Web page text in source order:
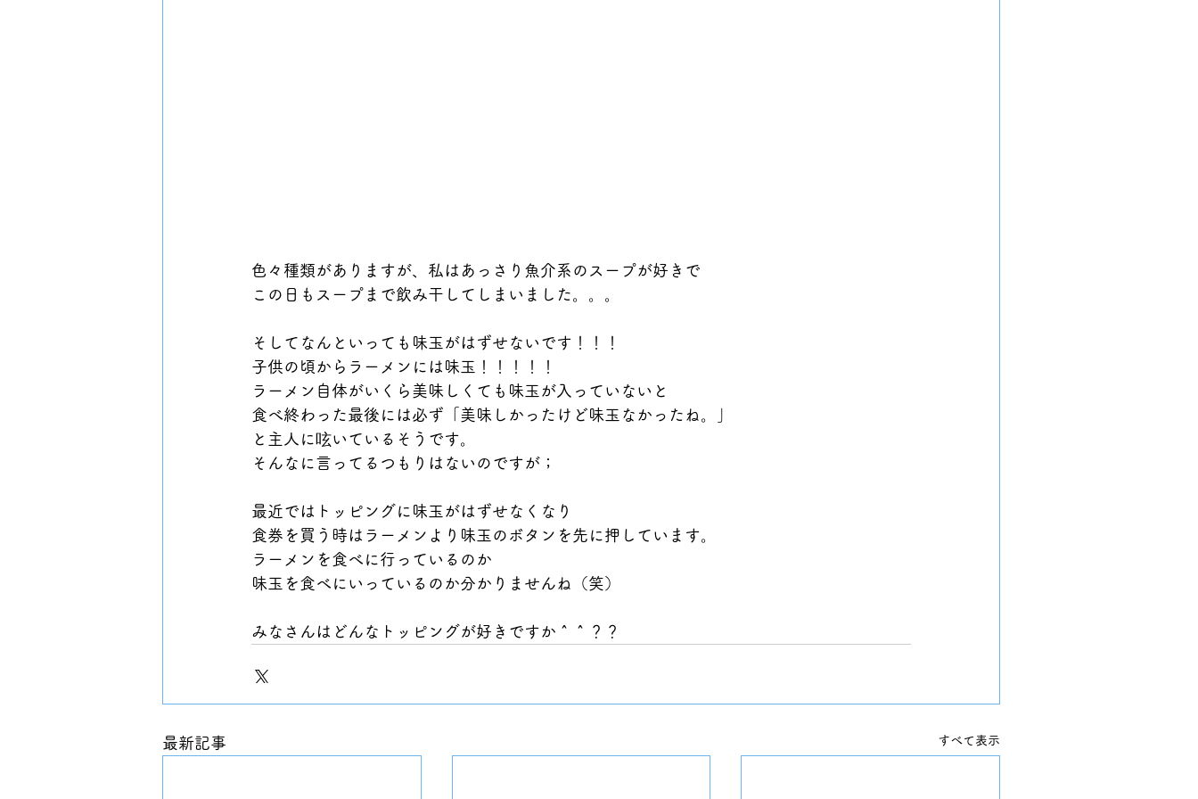
色々種類がありますが、私はあっさり魚介系のスープが好きで
この日もスープまで飲み干してしまいました。。。
そしてなんといっても味玉がはずせないです！！！
子供の頃からラーメンには味玉！！！！！
ラーメン自体がいくら美味しくても味玉が入っていないと
食べ終わった最後には必ず「美味しかったけど味玉なかったね。」
と主人に呟いているそうです。
そんなに言ってるつもりはないのですが；
最近ではトッピングに味玉がはずせなくなり
食券を買う時はラーメンより味玉のボタンを先に押しています。
ラーメンを食べに行っているのか
味玉を食べにいっているのか分かりませんね（笑）
みなさんはどんなトッピングが好きですか＾＾？？
最新記事 すべて表示